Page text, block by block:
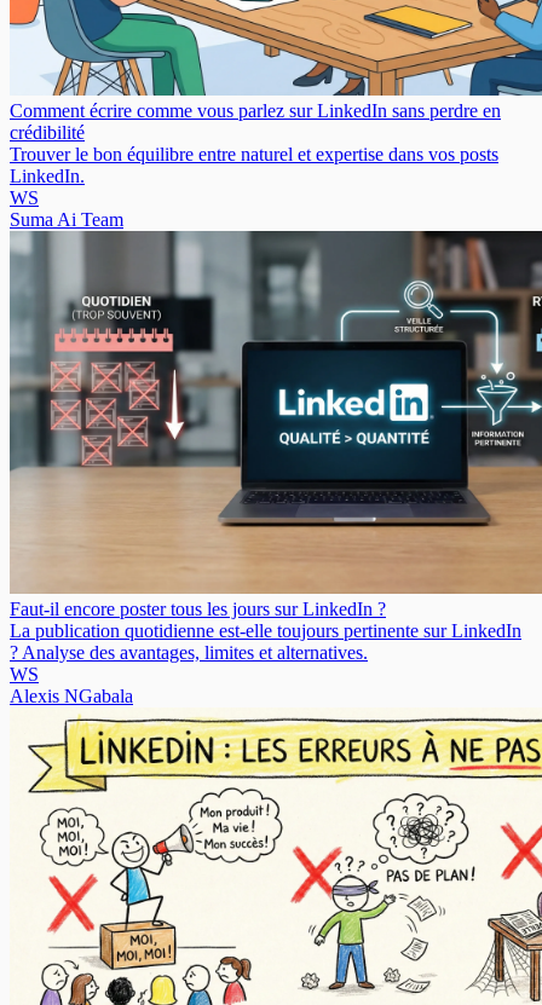
Comment écrire comme vous parlez sur LinkedIn sans perdre en
crédibilité
Trouver le bon équilibre entre naturel et expertise dans vos posts
LinkedIn.
WS
Suma Ai Team
Faut-il encore poster tous les jours sur LinkedIn ?
La publication quotidienne est-elle toujours pertinente sur LinkedIn
? Analyse des avantages, limites et alternatives.
WS
Alexis NGabala